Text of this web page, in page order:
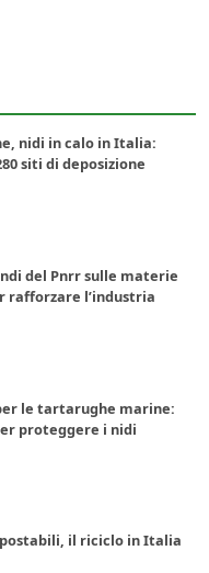
nidi in calo in Italia:
siti di deposizione
del Pnrr sulle materie
rafforzare l’industria
le tartarughe marine:
proteggere i nidi
il riciclo in Italia